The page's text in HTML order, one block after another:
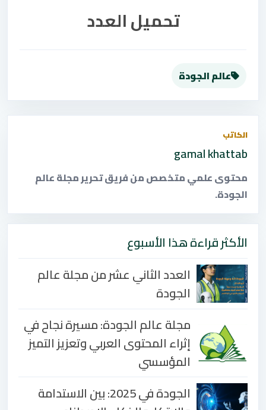
تحميل العدد
عالم الجودة
الكاتب
gamal khattab
محتوى علمي متخصص من فريق تحرير مجلة عالم
الجودة.
الأكثر قراءة هذا الأسبوع
العدد الثاني عشر من مجلة عالم
الجودة
مجلة عالم الجودة: مسيرة نجاح في
إثراء المحتوى العربي وتعزيز التميز
المؤسسي
الجودة في 2025: بين الاستدامة